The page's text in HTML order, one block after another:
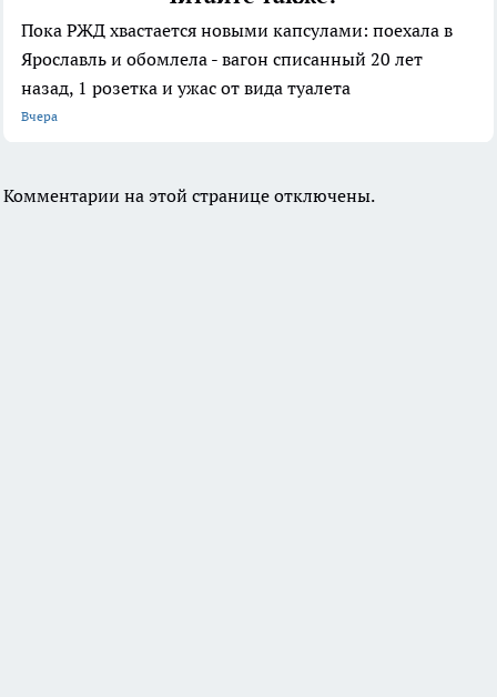
Пока РЖД хвастается новыми капсулами: поехала в
Ярославль и обомлела - вагон списанный 20 лет
назад, 1 розетка и ужас от вида туалета
Вчера
Комментарии на этой странице отключены.